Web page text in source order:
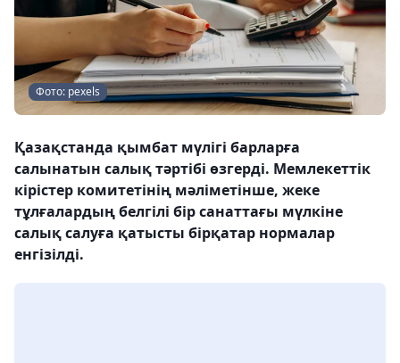
Фото: pexels
Қазақстанда қымбат мүлігі барларға
салынатын салық тәртібі өзгерді. Мемлекеттік
кірістер комитетінің мәліметінше, жеке
тұлғалардың белгілі бір санаттағы мүлкіне
салық салуға қатысты бірқатар нормалар
енгізілді.